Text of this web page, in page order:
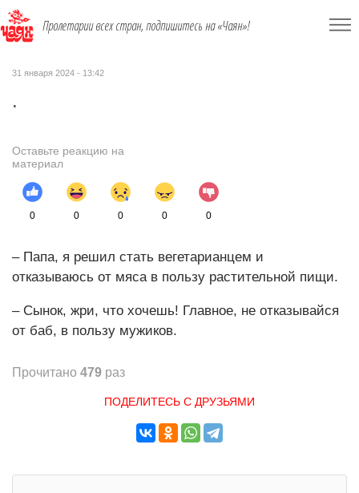
Пролетарии всех стран, подпишитесь на «Чаян»!
31 января 2024 - 13:42
.
Оставьте реакцию на
материал
0 0 0 0 0
– Папа, я решил стать вегетарианцем и
отказываюсь от мяса в пользу растительной пищи.
– Сынок, жри, что хочешь! Главное, не отказывайся
от баб, в пользу мужиков.
Прочитано 479 раз
ПОДЕЛИТЕСЬ С ДРУЗЬЯМИ